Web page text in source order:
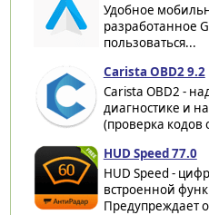
Удобное
разработанное
пользоваться...
Carista OBD2 9.2
Carista OBD2 -
диагностике и
(проверка кодов
HUD Speed 77.0
HUD Speed -
встроенной
Предупреждает